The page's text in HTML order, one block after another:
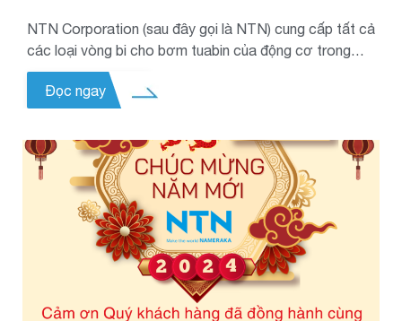
NTN Corporation (sau đây gọi là NTN) cung cấp tất cả
các loại vòng bi cho bơm tuabin của động cơ trong
Lần phóng thứ hai của Tên lửa đẩy H3 (H3TF2:
Chuyến bay thử nghiệm số 2) được phóng từ Trung
tháng 2.
Đọc ngay